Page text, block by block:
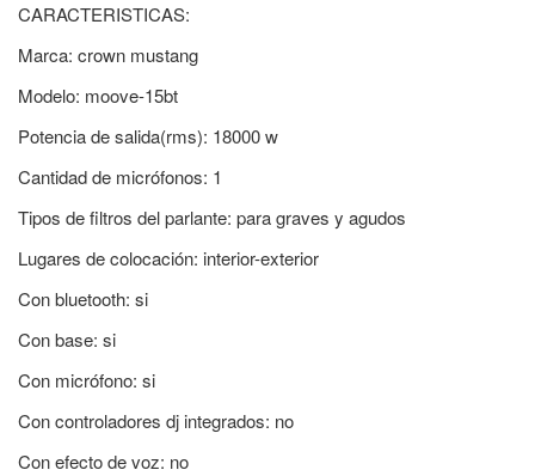
CARACTERISTICAS:
Marca: crown mustang
Modelo: moove-15bt
Potencia de salida(rms): 18000 w
Cantidad de micrófonos: 1
Tipos de filtros del parlante: para graves y agudos
Lugares de colocación: interior-exterior
Con bluetooth: si
Con base: si
Con micrófono: si
Con controladores dj integrados: no
Con efecto de voz: no